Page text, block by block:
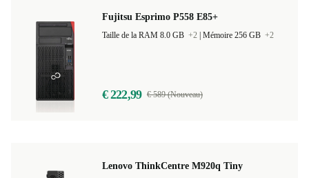
Fujitsu Esprimo P558 E85+
Taille de la RAM 8.0 GB +2 Mémoire 256 GB +2
€ 222,99 € 589 (Nouveau)
Lenovo ThinkCentre M920q Tiny